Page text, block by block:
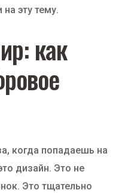
эту тему.
как
когда попадаешь на
дизайн. Это не
Это тщательно